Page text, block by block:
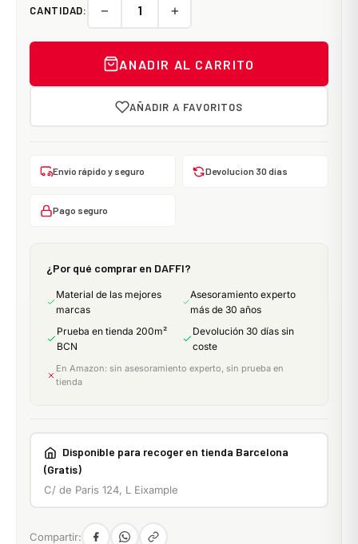
CANTIDAD: − +
ANADIR AL CARRITO
AÑADIR A FAVORITOS
Envío rápido y seguro Devolucion 30 dias
Pago seguro
¿Por qué comprar en DAFFI?
Material de las mejores
marcas
Asesoramiento experto
más de 30 años
Prueba en tienda 200m²
BCN
Devolución 30 días sin
coste
En Amazon: sin asesoramiento experto, sin prueba en
tienda
Disponible para recoger en tienda Barcelona
(Gratis)
C/ de Paris 124, L Eixample
Compartir: